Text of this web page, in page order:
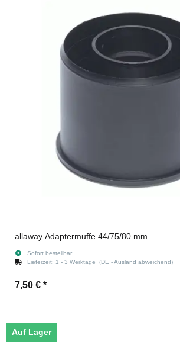
allaway Adaptermuffe 44/75/80 mm
Sofort bestellbar
Lieferzeit: 1 - 3 Werktage (DE - Ausland abweichend)
7,50 € *
Auf Lager